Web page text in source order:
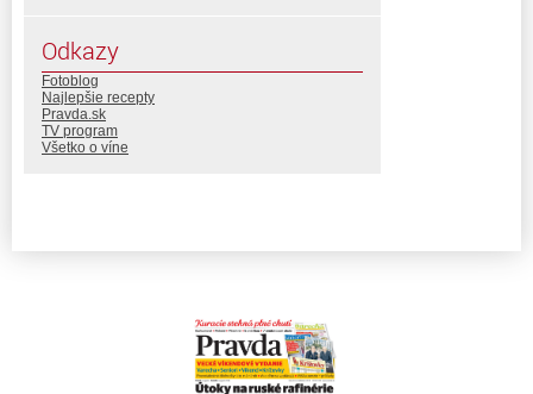
Odkazy
Fotoblog
Najlepšie recepty
Pravda.sk
TV program
Všetko o víne